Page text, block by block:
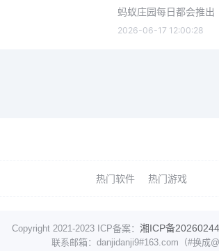
蚂蚁庄园每日都会推出
2026-06-17 12:00:28
热门软件 热门游戏
Copyright 2021-2023 ICP备案： 湘ICP备
联系邮箱：danjidanji9#163.com（#换成@